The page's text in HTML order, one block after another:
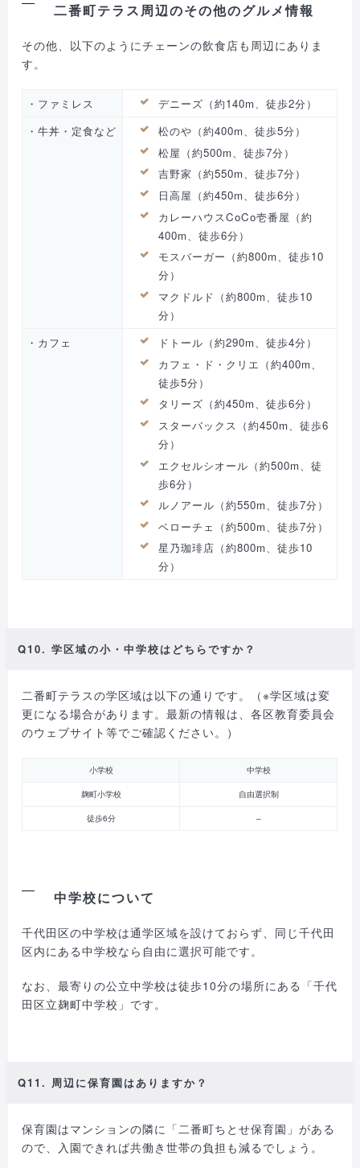
二番町テラス周辺のその他のグルメ情報
その他、以下のようにチェーンの飲食店も周辺にありま
す。
・ファミレス
デニーズ（約140m、徒歩2分）
・牛丼・定食など
松のや（約400m、徒歩5分）
松屋（約500m、徒歩7分）
吉野家（約550m、徒歩7分）
日高屋（約450m、徒歩6分）
カレーハウスCoCo壱番屋（約
400m、徒歩6分）
モスバーガー（約800m、徒歩10
分）
マクドルド（約800m、徒歩10
分）
・カフェ
ドトール（約290m、徒歩4分）
カフェ・ド・クリエ（約400m、
徒歩5分）
タリーズ（約450m、徒歩6分）
スターバックス（約450m、徒歩6
分）
エクセルシオール（約500m、徒
歩6分）
ルノアール（約550m、徒歩7分）
ベローチェ（約500m、徒歩7分）
星乃珈琲店（約800m、徒歩10
分）
Q10. 学区域の小・中学校はどちらですか？
二番町テラスの学区域は以下の通りです。（※学区域は変
更になる場合があります。最新の情報は、各区教育委員会
のウェブサイト等でご確認ください。）
小学校 中学校
麹町小学校 自由選択制
徒歩6分 –
中学校について
千代田区の中学校は通学区域を設けておらず、同じ千代田
区内にある中学校なら自由に選択可能です。
なお、最寄りの公立中学校は徒歩10分の場所にある「千代
田区立麹町中学校」です。
Q11. 周辺に保育園はありますか？
保育園はマンションの隣に「二番町ちとせ保育園」がある
ので、入園できれば共働き世帯の負担も減るでしょう。